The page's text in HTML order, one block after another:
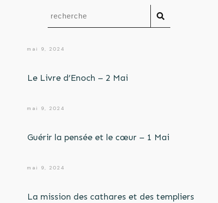
mai 9, 2024
Le Livre d’Enoch – 2 Mai
mai 9, 2024
Guérir la pensée et le cœur – 1 Mai
mai 9, 2024
La mission des cathares et des templiers